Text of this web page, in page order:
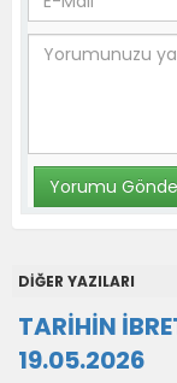
DİĞER YAZILARI
TARİHİN
19.05.2026